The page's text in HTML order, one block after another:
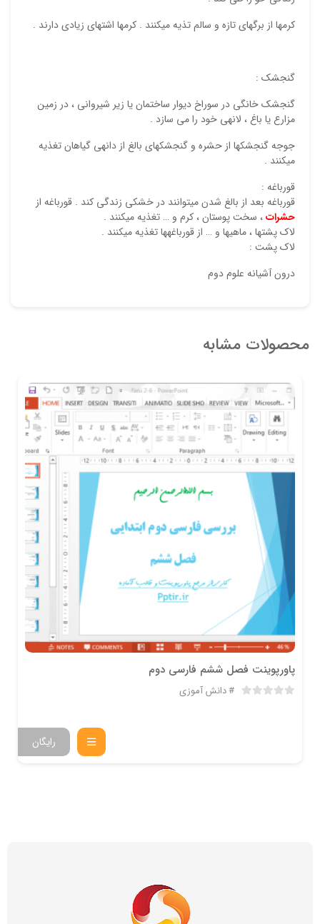
کرم‏ها از برگ‏های تازه و سالم تذیه می‏کنند . کرم‏ها اشتهای زیادی دارند .
گنجشک :
گنجشک خانگی در سوراخ دیوار ساختمان یا زیر شیروانی ، در زمین
مزارع یا باغ ، لانه‏ی خود را می سازد .
جوجه گنجشک‏ها از حشره و گنجشک‏های بالغ از دانه‏ی گیاهان تغذیه
می‏کنند .
قورباغه :
قورباغه بعد از بالغ شدن می‏توانند در خشکی زندگی کند . قورباغه از
حشرات، سخت پوستان ، کرم و … تغذیه می‏کنند .
لاک پشت‏ها ، ماهی‏ها و … از قورباغه‏ها تغذیه می‏کنند .
لاک پشت :
درون آشیانه علوم دوم
محصولات مشابه
پاورپوینت فصل ششم فارسی دوم
دانش آموزی
رایگان